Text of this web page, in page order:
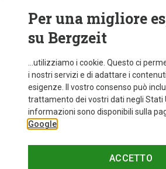
+8
fino a
Per una migliore
su Bergzeit
...utilizziamo i cookie. Questo ci
i nostri servizi e di adattare i
esigenze. Il vostro consenso può
trattamento dei vostri dati negli Stati
informazioni sono disponibili sulla
Google
ACCETTO